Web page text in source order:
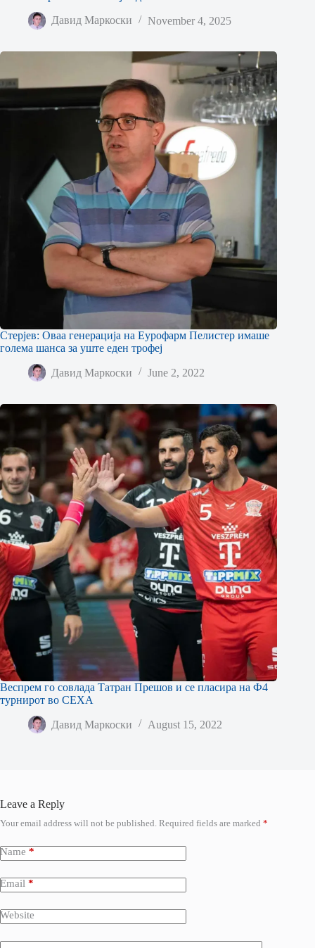
Давид Маркоски November 4, 2025
Стерјев: Оваа генерација на Еурофарм Пелистер имаше
голема шанса за уште еден трофеј
Давид Маркоски June 2, 2022
Веспрем го совлада Татран Прешов и се пласира на Ф4
турнирот во СЕХА
Давид Маркоски August 15, 2022
Leave a Reply
Your email address will not be published. Required fields are marked *
Name *
Email *
Website